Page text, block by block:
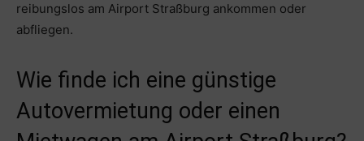
reibungslos am Airport Straßburg ankommen oder
abfliegen.
Wie finde ich eine günstige
Autovermietung oder einen